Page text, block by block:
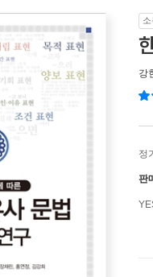
강
정
판